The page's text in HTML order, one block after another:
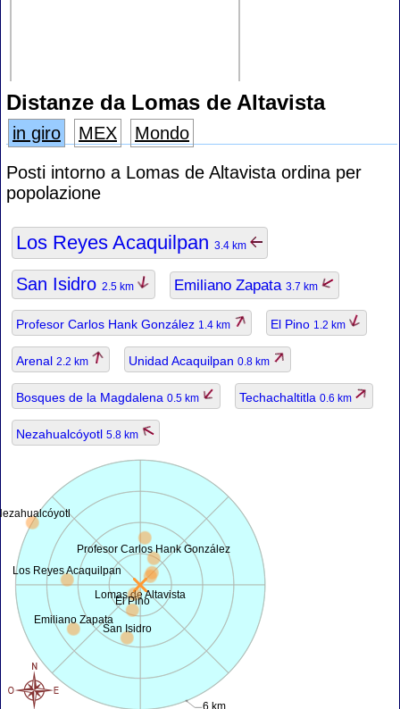
Distanze da Lomas de Altavista
in giro MEX
Mondo
Posti intorno a Lomas de Altavista ordina per
popolazione
Los Reyes Acaquilpan 3.4 km
San Isidro 2.5 km Emiliano Zapata 3.7 km
Profesor Carlos Hank González 1.4 km El Pino 1.2 km
Arenal 2.2 km Unidad Acaquilpan 0.8 km
Bosques de la Magdalena 0.5 km Techachaltitla 0.6 km
Nezahualcóyotl 5.8 km
Lomas de Altavista
Los Reyes Acaquilpan
San Isidro
Emiliano Zapata
Profesor Carlos Hank González
El Pino